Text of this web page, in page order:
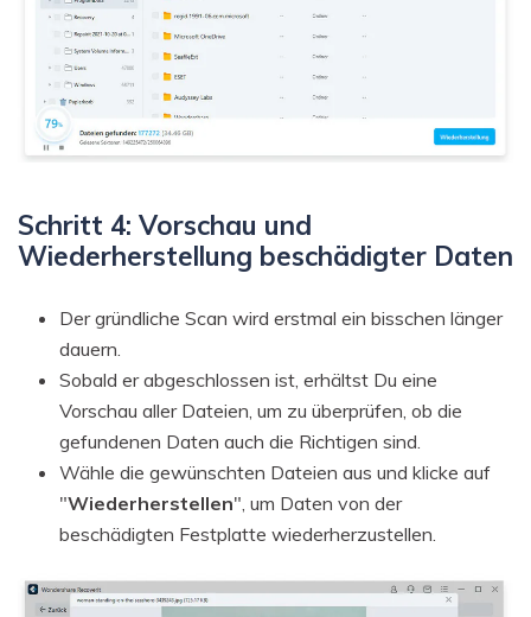
Schritt 4: Vorschau und
Wiederherstellung beschädigter Daten
Der gründliche Scan wird erstmal ein bisschen länger
dauern.
Sobald er abgeschlossen ist, erhältst Du eine
Vorschau aller Dateien, um zu überprüfen, ob die
gefundenen Daten auch die Richtigen sind.
Wähle die gewünschten Dateien aus und klicke auf
"Wiederherstellen", um Daten von der
beschädigten Festplatte wiederherzustellen.